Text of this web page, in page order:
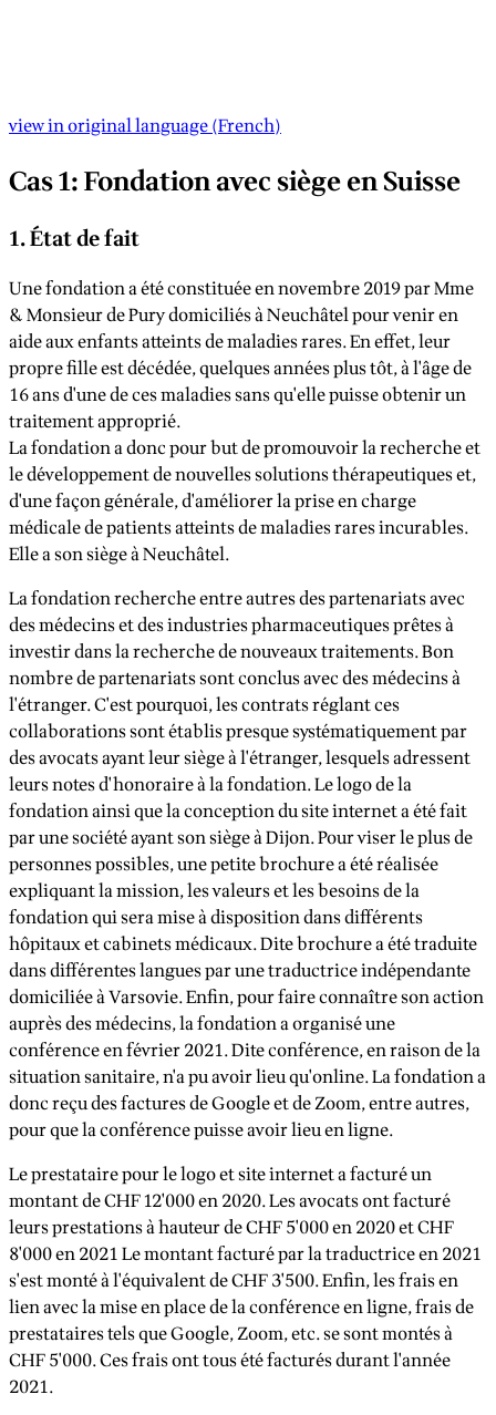
view in original language(French)
Cas 1: Fondation avec siège en Suisse
1. État de fait
Une fondation a été constituée en novembre 2019 par Mme
& Monsieur de Pury domiciliés à Neuchâtel pour venir en
aide aux enfants atteints de maladies rares. En effet, leur
propre fille est décédée, quelques années plus tôt, à l'âge de
16 ans d'une de ces maladies sans qu'elle puisse obtenir un
traitement approprié.
La fondation a donc pour but de promouvoir la recherche et
le développement de nouvelles solutions thérapeutiques et,
d'une façon générale, d'améliorer la prise en charge
médicale de patients atteints de maladies rares incurables.
Elle a son siège à Neuchâtel.
La fondation recherche entre autres des partenariats avec
des médecins et des industries pharmaceutiques prêtes à
investir dans la recherche de nouveaux traitements. Bon
nombre de partenariats sont conclus avec des médecins à
l'étranger. C'est pourquoi, les contrats réglant ces
collaborations sont établis presque systématiquement par
des avocats ayant leur siège à l'étranger, lesquels adressent
leurs notes d'honoraire à la fondation. Le logo de la
fondation ainsi que la conception du site internet a été fait
par une société ayant son siège à Dijon. Pour viser le plus de
personnes possibles, une petite brochure a été réalisée
expliquant la mission, les valeurs et les besoins de la
fondation qui sera mise à disposition dans différents
hôpitaux et cabinets médicaux. Dite brochure a été traduite
dans différentes langues par une traductrice indépendante
domiciliée à Varsovie. Enfin, pour faire connaître son action
auprès des médecins, la fondation a organisé une
conférence en février 2021. Dite conférence, en raison de la
situation sanitaire, n'a pu avoir lieu qu'online. La fondation a
donc reçu des factures de Google et de Zoom, entre autres,
pour que la conférence puisse avoir lieu en ligne.
Le prestataire pour le logo et site internet a facturé un
montant de CHF 12'000 en 2020. Les avocats ont facturé
leurs prestations à hauteur de CHF 5'000 en 2020 et CHF
8'000 en 2021 Le montant facturé par la traductrice en 2021
s'est monté à l'équivalent de CHF 3'500. Enfin, les frais en
lien avec la mise en place de la conférence en ligne, frais de
prestataires tels que Google, Zoom, etc. se sont montés à
CHF 5'000. Ces frais ont tous été facturés durant l'année
2021.